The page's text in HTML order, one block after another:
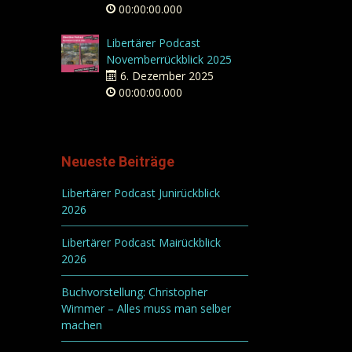
00:00:00.000
Libertärer Podcast
Novemberrückblick 2025
6. Dezember 2025
00:00:00.000
Neueste Beiträge
Libertärer Podcast Junirückblick
2026
Libertärer Podcast Mairückblick
2026
Buchvorstellung: Christopher
Wimmer – Alles muss man selber
machen